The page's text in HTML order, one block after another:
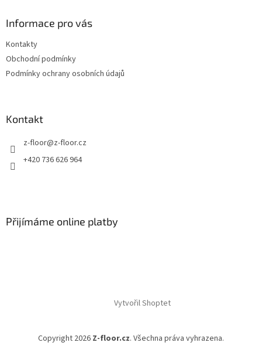
Informace pro vás
Kontakty
Obchodní podmínky
Podmínky ochrany osobních údajů
Kontakt
z-floor@z-floor.cz
+420 736 626 964
Přijímáme online platby
Vytvořil Shoptet
Copyright 2026 Z-floor.cz. Všechna práva vyhrazena.